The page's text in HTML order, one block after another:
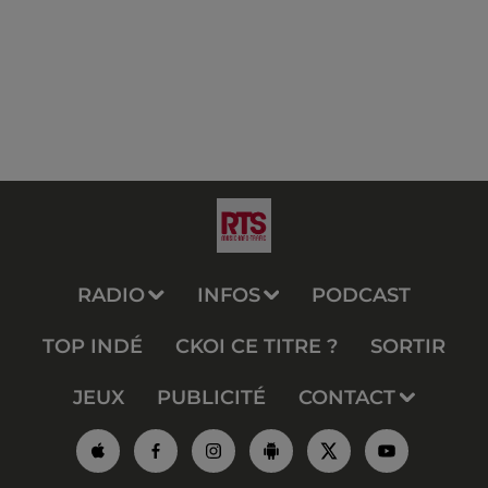
RADIO INFOS PODCAST
TOP INDÉ CKOI CE TITRE ? SORTIR
JEUX PUBLICITÉ CONTACT